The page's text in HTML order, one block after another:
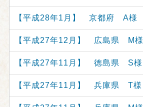
【平成28年1月】 京都府 A様
【平成27年12月】 広島県 M様
【平成27年11月】 徳島県 S様
【平成27年11月】 兵庫県 T様